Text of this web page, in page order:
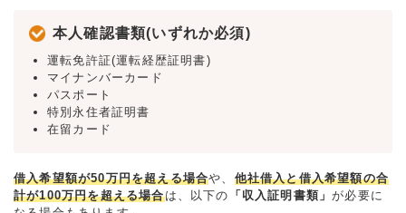
本人確認書類(いずれか必須)
運転免許証(運転経歴証明書)
マイナンバーカード
パスポート
特別永住者証明書
在留カード
借入希望額が50万円を超える場合や、 他社借入と借入希望額の合
計が100万円を超える場合は、以下の 「収入証明書類」が必要に